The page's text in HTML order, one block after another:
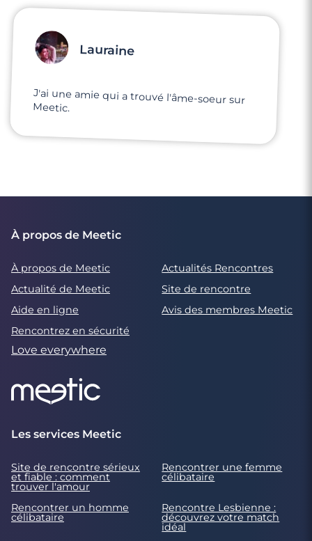
Lauraine
J'ai une amie qui a trouvé l'âme-soeur sur
Meetic.
À propos de Meetic
À propos de Meetic
Actualités Rencontres
Actualité de Meetic
Site de rencontre
Aide en ligne
Avis des membres Meetic
Rencontrez en sécurité
Love everywhere
Les services Meetic
Site de rencontre sérieux
et fiable : comment
trouver l'amour
Rencontrer une femme
célibataire
Rencontrer un homme
célibataire
Rencontre Lesbienne :
découvrez votre match
idéal